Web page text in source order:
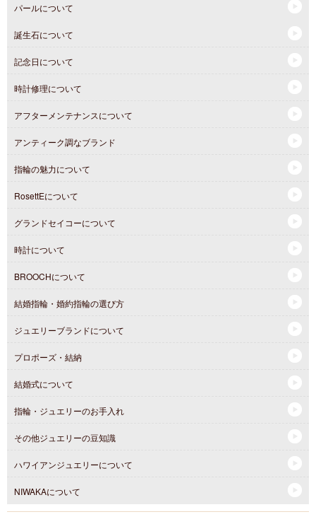
パールについて
誕生石について
記念日について
時計修理について
アフターメンテナンスについて
アンティーク調なブランド
指輪の魅力について
RosettEについて
グランドセイコーについて
時計について
BROOCHについて
結婚指輪・婚約指輪の選び方
ジュエリーブランドについて
プロポーズ・結納
結婚式について
指輪・ジュエリーのお手入れ
その他ジュエリーの豆知識
ハワイアンジュエリーについて
NIWAKAについて